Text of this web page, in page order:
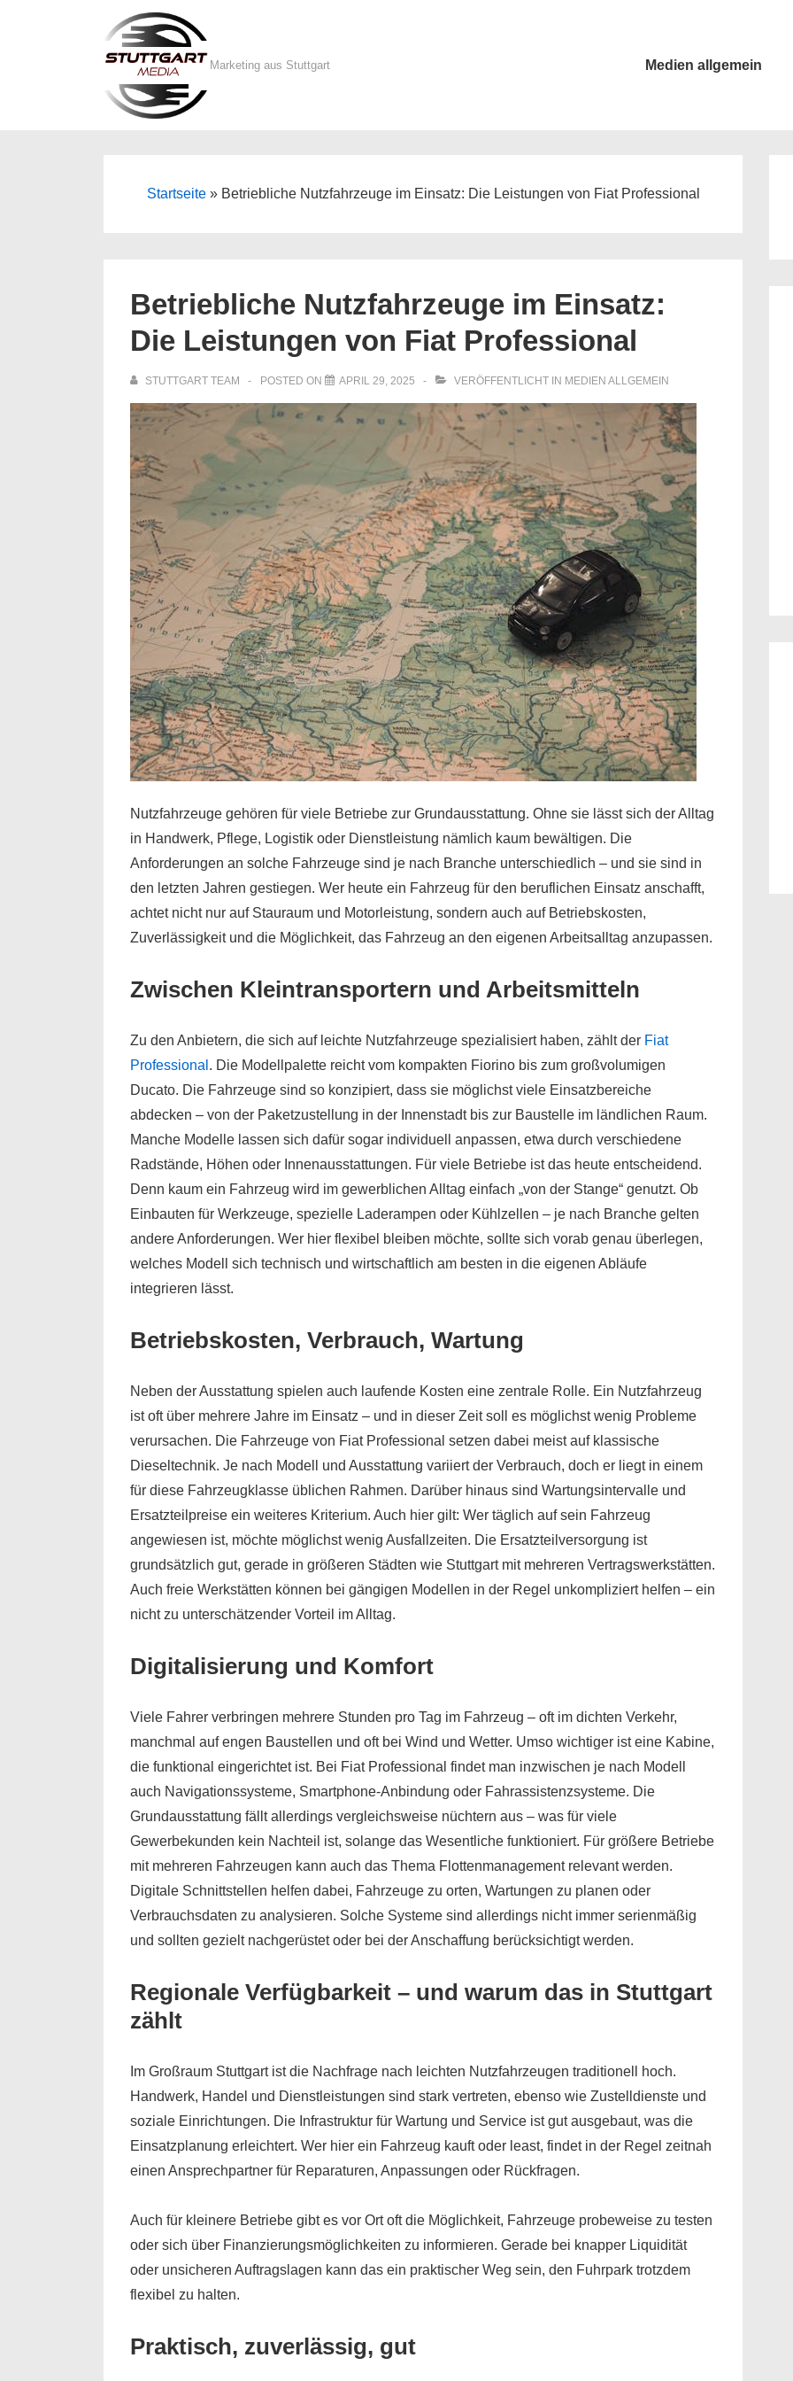
Marketing aus Stuttgart Medien allgemein
Startseite» Betriebliche Nutzfahrzeuge im Einsatz: Die Leistungen von Fiat Professional
Betriebliche Nutzfahrzeuge im Einsatz:
Die Leistungen von Fiat Professional
STUTTGART TEAM POSTED ON APRIL 29, 2025 VERÖFFENTLICHT IN MEDIEN ALLGEMEIN
Nutzfahrzeuge gehören für viele Betriebe zur Grundausstattung. Ohne sie lässt sich der Alltag
in Handwerk, Pflege, Logistik oder Dienstleistung nämlich kaum bewältigen. Die
Anforderungen an solche Fahrzeuge sind je nach Branche unterschiedlich – und sie sind in
den letzten Jahren gestiegen. Wer heute ein Fahrzeug für den beruflichen Einsatz anschafft,
achtet nicht nur auf Stauraum und Motorleistung, sondern auch auf Betriebskosten,
Zuverlässigkeit und die Möglichkeit, das Fahrzeug an den eigenen Arbeitsalltag anzupassen.
Zwischen Kleintransportern und Arbeitsmitteln
Zu den Anbietern, die sich auf leichte Nutzfahrzeuge spezialisiert haben, zählt der Fiat
Professional . Die Modellpalette reicht vom kompakten Fiorino bis zum großvolumigen
Ducato. Die Fahrzeuge sind so konzipiert, dass sie möglichst viele Einsatzbereiche
abdecken – von der Paketzustellung in der Innenstadt bis zur Baustelle im ländlichen Raum.
Manche Modelle lassen sich dafür sogar individuell anpassen, etwa durch verschiedene
Radstände, Höhen oder Innenausstattungen. Für viele Betriebe ist das heute entscheidend.
Denn kaum ein Fahrzeug wird im gewerblichen Alltag einfach „von der Stange“ genutzt. Ob
Einbauten für Werkzeuge, spezielle Laderampen oder Kühlzellen – je nach Branche gelten
andere Anforderungen. Wer hier flexibel bleiben möchte, sollte sich vorab genau überlegen,
welches Modell sich technisch und wirtschaftlich am besten in die eigenen Abläufe
integrieren lässt.
Betriebskosten, Verbrauch, Wartung
Neben der Ausstattung spielen auch laufende Kosten eine zentrale Rolle. Ein Nutzfahrzeug
ist oft über mehrere Jahre im Einsatz – und in dieser Zeit soll es möglichst wenig Probleme
verursachen. Die Fahrzeuge von Fiat Professional setzen dabei meist auf klassische
Dieseltechnik. Je nach Modell und Ausstattung variiert der Verbrauch, doch er liegt in einem
für diese Fahrzeugklasse üblichen Rahmen. Darüber hinaus sind Wartungsintervalle und
Ersatzteilpreise ein weiteres Kriterium. Auch hier gilt: Wer täglich auf sein Fahrzeug
angewiesen ist, möchte möglichst wenig Ausfallzeiten. Die Ersatzteilversorgung ist
grundsätzlich gut, gerade in größeren Städten wie Stuttgart mit mehreren Vertragswerkstätten.
Auch freie Werkstätten können bei gängigen Modellen in der Regel unkompliziert helfen – ein
nicht zu unterschätzender Vorteil im Alltag.
Digitalisierung und Komfort
Viele Fahrer verbringen mehrere Stunden pro Tag im Fahrzeug – oft im dichten Verkehr,
manchmal auf engen Baustellen und oft bei Wind und Wetter. Umso wichtiger ist eine Kabine,
die funktional eingerichtet ist. Bei Fiat Professional findet man inzwischen je nach Modell
auch Navigationssysteme, Smartphone-Anbindung oder Fahrassistenzsysteme. Die
Grundausstattung fällt allerdings vergleichsweise nüchtern aus – was für viele
Gewerbekunden kein Nachteil ist, solange das Wesentliche funktioniert. Für größere Betriebe
mit mehreren Fahrzeugen kann auch das Thema Flottenmanagement relevant werden.
Digitale Schnittstellen helfen dabei, Fahrzeuge zu orten, Wartungen zu planen oder
Verbrauchsdaten zu analysieren. Solche Systeme sind allerdings nicht immer serienmäßig
und sollten gezielt nachgerüstet oder bei der Anschaffung berücksichtigt werden.
Regionale Verfügbarkeit – und warum das in Stuttgart
zählt
Im Großraum Stuttgart ist die Nachfrage nach leichten Nutzfahrzeugen traditionell hoch.
Handwerk, Handel und Dienstleistungen sind stark vertreten, ebenso wie Zustelldienste und
soziale Einrichtungen. Die Infrastruktur für Wartung und Service ist gut ausgebaut, was die
Einsatzplanung erleichtert. Wer hier ein Fahrzeug kauft oder least, findet in der Regel zeitnah
einen Ansprechpartner für Reparaturen, Anpassungen oder Rückfragen.
Auch für kleinere Betriebe gibt es vor Ort oft die Möglichkeit, Fahrzeuge probeweise zu testen
oder sich über Finanzierungsmöglichkeiten zu informieren. Gerade bei knapper Liquidität
oder unsicheren Auftragslagen kann das ein praktischer Weg sein, den Fuhrpark trotzdem
flexibel zu halten.
Praktisch, zuverlässig, gut